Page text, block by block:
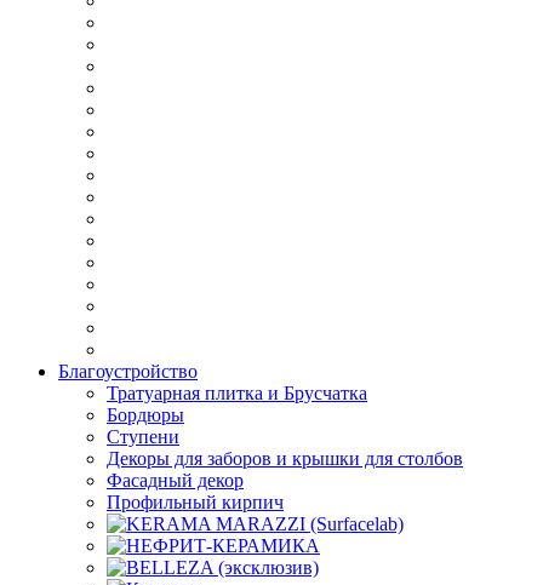
Благоустройство
Тратуарная плитка и Брусчатка
Бордюры
Ступени
Декоры для заборов и крышки для столбов
Фасадный декор
Профильный кирпич